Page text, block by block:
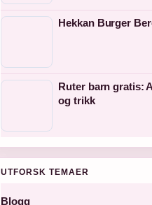
Hekkan Burger
Ruter barn gratis:
og trikk
UTFORSK TEMAER
Blogg